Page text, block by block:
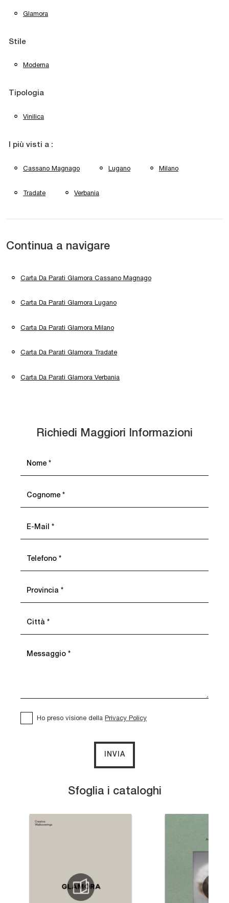
Glamora
Stile
Moderna
Tipologia
Vinilica
I più visti a :
Cassano Magnago Lugano Milano
Tradate Verbania
Continua a navigare
Carta Da Parati Glamora Cassano Magnago
Carta Da Parati Glamora Lugano
Carta Da Parati Glamora Milano
Carta Da Parati Glamora Tradate
Carta Da Parati Glamora Verbania
Sfoglia i cataloghi
Richiedi Maggiori Informazioni
Ho preso visione della Privacy Policy
INVIA